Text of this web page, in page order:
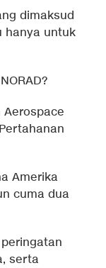
dimaksud
hanya untuk
Aerospace
Amerika
cuma dua
serta